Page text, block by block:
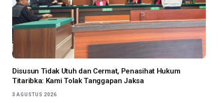
Disusun Tidak Utuh dan Cermat, Penasihat Hukum
Titaribka: Kami Tolak Tanggapan Jaksa
3 AGUSTUS 2026